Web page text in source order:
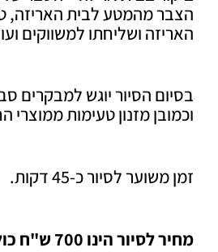
מהמטע לבית האריזה, טיפולו
ושליחתו למשווקים ועוד…
הסיור יוגש למבקרים סברס
מזנון טעימות ממוצרי החווה.
לסיור כ-45 דקות.
מחיר לסיור הינו 700